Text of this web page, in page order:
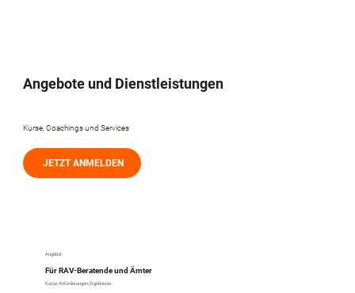
Angebote und Dienstleistungen
Kurse, Coachings und Services
JETZT ANMELDEN
Angebot
Für RAV-Beratende und Ämter
Kurse, Anforderungen, Ergebnisse.